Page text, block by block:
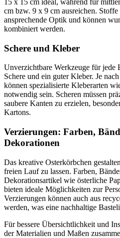
15 x 15 cm ideal, während für
cm bzw. 9 x 9 cm ausreichen.
ansprechende Optik und können
kombiniert werden.
Schere und Kleber
Unverzichtbare Werkzeuge für jede
Schere und ein guter Kleber. Je
können spezialisierte Kleberarten
notwendig sein. Scheren müssen
saubere Kanten zu erzielen,
Kartons.
Verzierungen: Farben,
Dekorationen
Das kreative Osterkörbchen
freien Lauf zu lassen. Farben,
Dekorationsartikel wie österliche
bieten ideale Möglichkeiten zur
Verzierungen können auch aus
werden, was eine nachhaltige
Für bessere Übersichtlichkeit und
der Materialien und Maßen